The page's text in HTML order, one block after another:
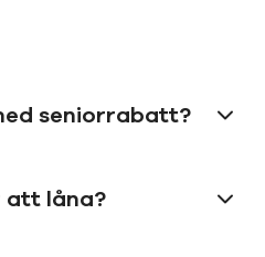
seniorrabatt?
att låna?